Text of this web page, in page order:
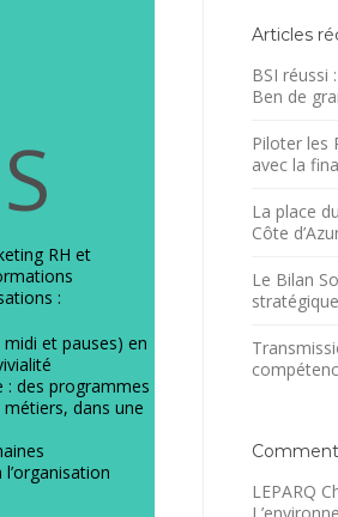
RH et
:
et pauses) en
: des programmes
dans une
Articles
BSI réussi
Ben de
Piloter les
avec la
La place
Côte
Le Bilan
LEPARQ